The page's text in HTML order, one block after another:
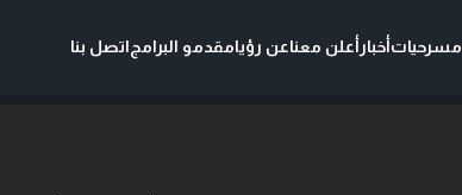
مسرحياتأخبارأعلن معناعن رؤيامقدمو البرامجاتصل بنا